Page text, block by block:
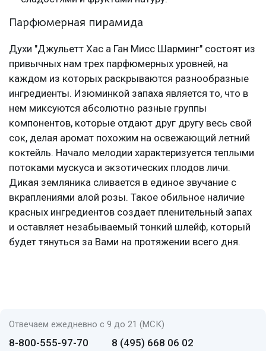
Парфюмерная пирамида
Духи "Джульетт Хас а Ган Мисс Шарминг" состоят из
привычных нам трех парфюмерных уровней, на
каждом из которых раскрываются разнообразные
ингредиенты. Изюминкой запаха является то, что в
нем миксуются абсолютно разные группы
компонентов, которые отдают друг другу весь свой
сок, делая аромат похожим на освежающий летний
коктейль. Начало мелодии характеризуется теплыми
потоками мускуса и экзотических плодов личи.
Дикая земляника сливается в единое звучание с
вкраплениями алой розы. Такое обильное наличие
красных ингредиентов создает пленительный запах
и оставляет незабываемый тонкий шлейф, который
будет тянуться за Вами на протяжении всего дня.
Отвечаем ежедневно с 9 до 21 (МСК)
8-800-555-97-70 8 (495) 668 06 02